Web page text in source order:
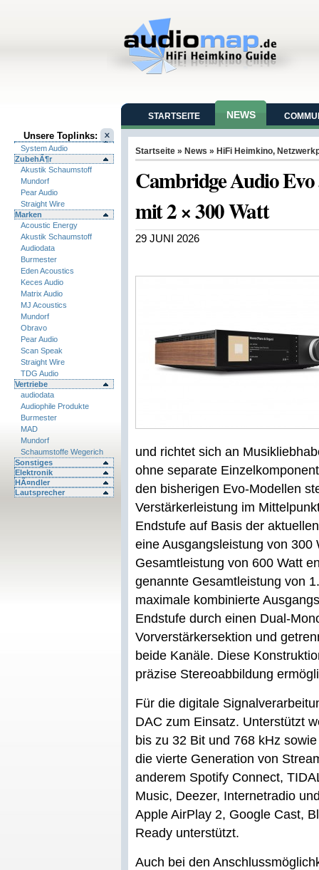
Unsere Toplinks:
System Audio
ZubehÃ¶r
Akustik Schaumstoff
Mundorf
Pear Audio
Straight Wire
Marken
Acoustic Energy
Akustik Schaumstoff
Audiodata
Burmester
Eden Acoustics
Keces Audio
Matrix Audio
MJ Acoustics
Mundorf
Obravo
Pear Audio
Scan Speak
Straight Wire
TDG Audio
Vertriebe
audiodata
Audiophile Produkte
Burmester
MAD
Mundorf
Schaumstoffe Wegerich
Sonstiges
Elektronik
HÃ¤ndler
Lautsprecher
STARTSEITE NEWS
Startseite » News » HiFi Heimkino,
Cambridge Audio
mit 2 × 300 Watt
29 JUNI 2026
und richtet sich an
ohne separate
den bisherigen Evo-Modellen
Verstärkerleistung im
Endstufe auf Basis der
eine Ausgangsleistung von
Gesamtleistung von 600 Watt
genannte Gesamtleistung von
maximale kombinierte
Endstufe durch einen Dual-
Vorverstärkersektion und
beide Kanäle. Diese
präzise Stereoabbildung
Für die digitale
DAC zum Einsatz. Unterstützt
bis zu 32 Bit und 768 kHz
die vierte Generation von
anderem Spotify Connect,
Music, Deezer, Internetradio
Apple AirPlay 2, Google Cast,
Ready unterstützt.
Auch bei den